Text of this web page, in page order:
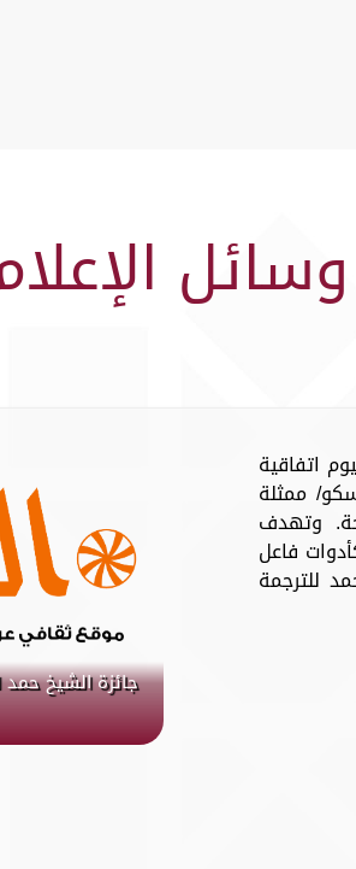
جائزة الشيخ
اتفاقية
ممثلة
وتهدف
فاعل
للترجمة